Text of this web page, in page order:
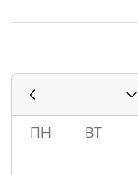
ПН
ВТ